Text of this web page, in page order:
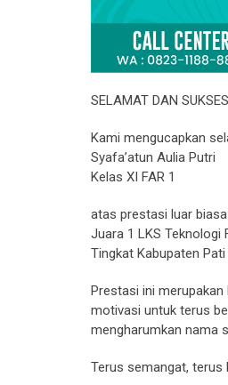
SELAMAT DAN SUKSES
Kami mengucapkan
Syafa’atun Aulia Putri
Kelas XI FAR 1
atas prestasi luar
Juara 1 LKS Teknologi
Tingkat Kabupaten Pati
Prestasi ini merupakan
motivasi untuk terus
mengharumkan nama
Terus semangat, terus